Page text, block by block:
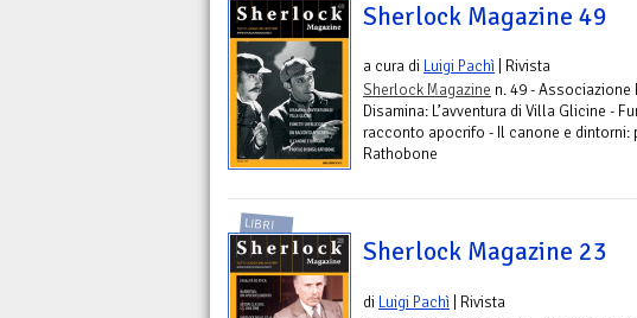
Sherlock Magazine 49
a cura di Luigi Pachì | Rivista
Sherlock Magazine n. 49 -
Disamina: L’avventura di Villa Glicine -
racconto apocrifo - Il canone e dintorni:
Rathobone
LIBRI
Sherlock Magazine 23
di Luigi Pachì | Rivista